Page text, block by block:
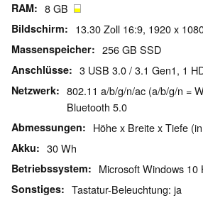
RAM 8 GB
Bildschirm 13.30 Zoll 16:9, 1920 x
Massenspeicher 256 GB SSD
Anschlüsse 3 USB 3.0 / 3.1 Gen1, 1
Netzwerk
802.11 a/b/g/n/ac (a/b/g/n =
Bluetooth 5.0
Abmessungen Höhe x Breite x Tiefe
Akku 30 Wh
Betriebssystem Microsoft Windows 10
Sonstiges Tastatur-Beleuchtung: ja